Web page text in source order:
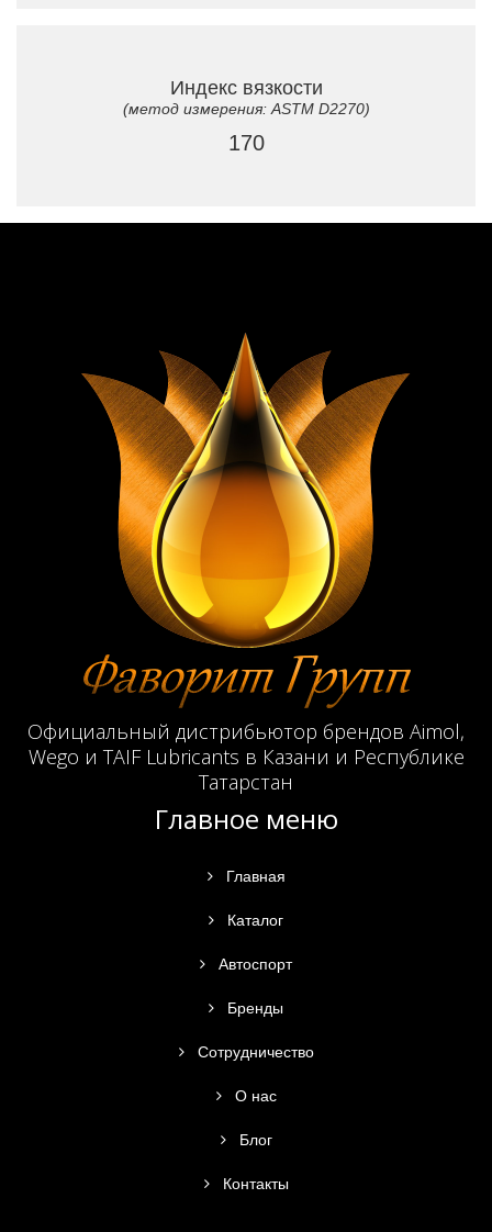
Индекс вязкости
(метод измерения: ASTM D2270)
170
Официальный дистрибьютор брендов Aimol,
Wego и TAIF Lubricants в Казани и Республике
Татарстан
Главное меню
Главная
Каталог
Автоспорт
Бренды
Сотрудничество
О нас
Блог
Контакты